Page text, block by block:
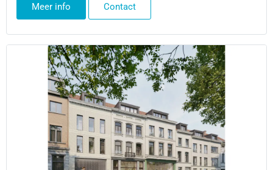
Meer info Contact